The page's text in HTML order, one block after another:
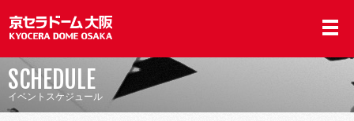
SCHEDULE
イベントスケジュール